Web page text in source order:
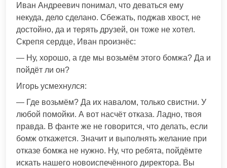
Иван Андреевич понимал, что деваться ему
некуда, дело сделано. Сбежать, поджав хвост, не
достойно, да и терять друзей, он тоже не хотел.
Скрепя сердце, Иван произнёс:
— Ну, хорошо, а где мы возьмём этого бомжа? Да и
пойдёт ли он?
Игорь усмехнулся:
— Где возьмём? Да их навалом, только свистни. У
любой помойки. А вот насчёт отказа. Ладно, твоя
правда. В фанте же не говорится, что делать, если
бомж откажется. Значит и выполнять желание при
отказе бомжа не нужно. Ну, что ребята, пойдёмте
искать нашего новоиспечённого директора. Вы